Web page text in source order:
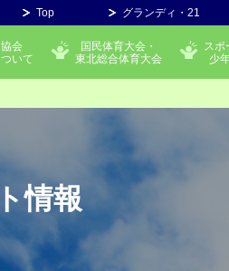
Top グランディ・21
協会
いて
国民体育大会・
東北総合体育大会
スポ
少
情報